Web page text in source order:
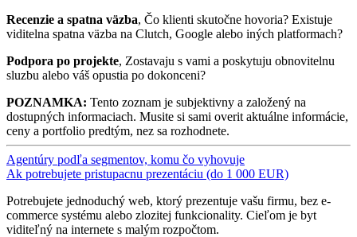
Recenzie a spatna väzba, Čo klienti skutočne hovoria? Existuje
viditelna spatna väzba na Clutch, Google alebo iných platformach?
Podpora po projekte, Zostavaju s vami a poskytuju obnovitelnu
sluzbu alebo váš opustia po dokonceni?
POZNAMKA: Tento zoznam je subjektivny a založený na
dostupných informaciach. Musite si sami overit aktuálne informácie,
ceny a portfolio predtým, nez sa rozhodnete.
Agentúry podľa segmentov, komu čo vyhovuje
Ak potrebujete pristupacnu prezentáciu (do 1 000 EUR)
Potrebujete jednoduchý web, ktorý prezentuje vašu firmu, bez e-
commerce systému alebo zlozitej funkcionality. Cieľom je byt
viditeľný na internete s malým rozpočtom.